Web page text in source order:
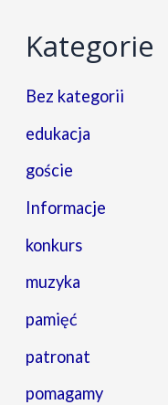
Kategorie
Bez kategorii
edukacja
goście
Informacje
konkurs
muzyka
pamięć
patronat
pomagamy